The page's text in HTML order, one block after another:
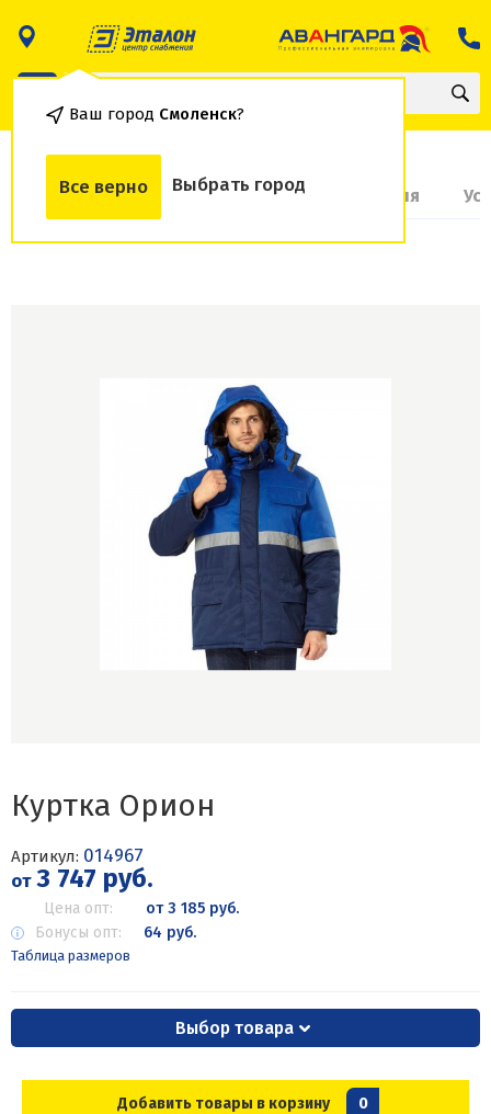
Ваш город Смоленск?
Все верно Выбрать город
О товаре Доставка и оплата Гарантия
Куртка Орион
Артикул: 014967
от3 747 руб.
Цена опт:
от 3 185 руб.
Бонусы опт:
64 руб.
Таблица размеров
Выбор товара
Добавить товары в корзину 0